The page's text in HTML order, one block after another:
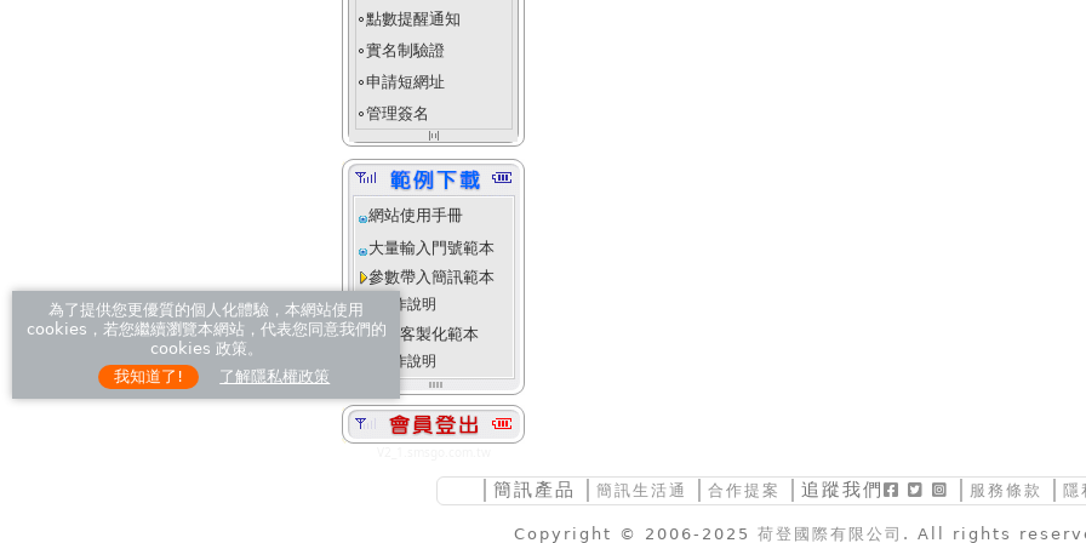
fiber_manual_record 點數提醒通知
fiber_manual_record 實名制驗證
fiber_manual_record 申請短網址
fiber_manual_record 管理簽名
align_justify_space_even
網站使用手冊
大量輸入門號範本
參數帶入簡訊範本
操作說明
進階客製化範本
操作說明
簡訊產品 簡訊生活通 合作提案 │追蹤我們 服務條款 隱
Copyright © 2006-2025 荷登國際有限公司 . All rights
為了提供您更優質的個人化體驗，本網站使用
cookies，若您繼續瀏覽本網站，代表您同意我們的
cookies 政策。
我知道了!
了解隱私權政策